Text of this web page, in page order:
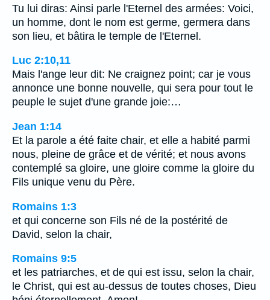
Tu lui diras: Ainsi parle l'Eternel des armées: Voici,
un homme, dont le nom est germe, germera dans
son lieu, et bâtira le temple de l'Eternel.
Luc 2:10,11
Mais l'ange leur dit: Ne craignez point; car je vous
annonce une bonne nouvelle, qui sera pour tout le
peuple le sujet d'une grande joie:…
Jean 1:14
Et la parole a été faite chair, et elle a habité parmi
nous, pleine de grâce et de vérité; et nous avons
contemplé sa gloire, une gloire comme la gloire du
Fils unique venu du Père.
Romains 1:3
et qui concerne son Fils né de la postérité de
David, selon la chair,
Romains 9:5
et les patriarches, et de qui est issu, selon la chair,
le Christ, qui est au-dessus de toutes choses, Dieu